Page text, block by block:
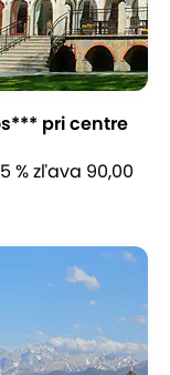
pri centre
5 % zľava 90,00